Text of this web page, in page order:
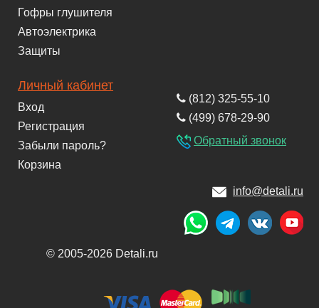
Гофры глушителя
Автоэлектрика
Защиты
Личный кабинет
Вход
Регистрация
Забыли пароль?
Корзина
(812) 325-55-10
(499) 678-29-90
Обратный звонок
info@detali.ru
© 2005-2026 Detali.ru